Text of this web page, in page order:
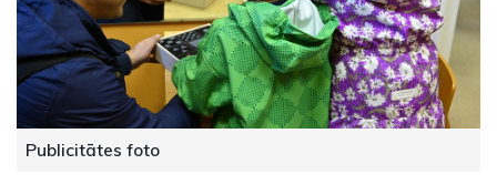
Publicitātes foto